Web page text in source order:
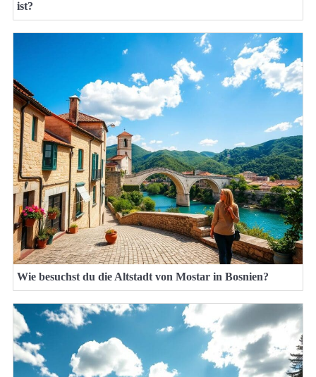
ist?
Wie besuchst du die Altstadt von Mostar in Bosnien?